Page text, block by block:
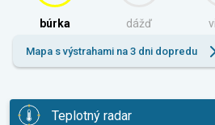
búrka dážď
Mapa s výstrahami na 3 dni dopredu
Teplotný radar